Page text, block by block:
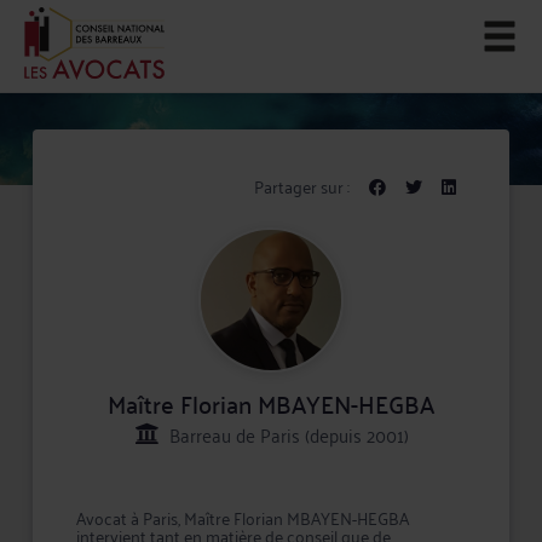
Partager sur :
Maître Florian MBAYEN-HEGBA
Barreau de Paris (depuis 2001)
Avocat à Paris, Maître Florian MBAYEN-HEGBA
intervient tant en matière de conseil que de